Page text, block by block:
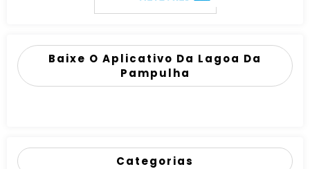
Baixe O Aplicativo Da Lagoa Da
Pampulha
Categorias